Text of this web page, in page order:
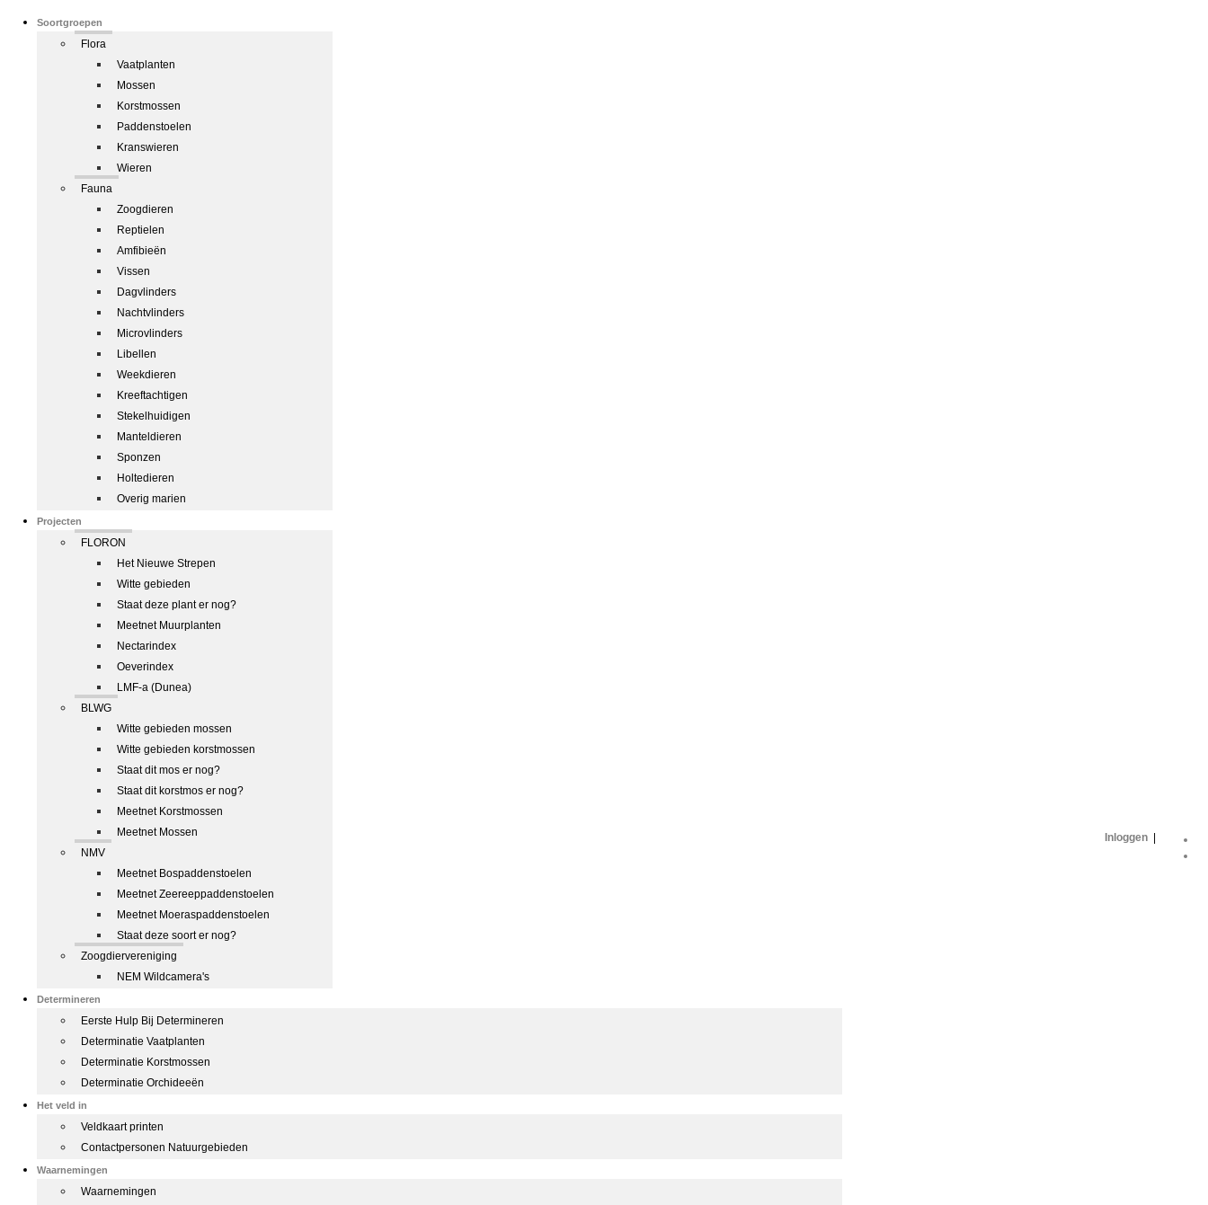
Soortgroepen
Flora
Vaatplanten
Mossen
Korstmossen
Paddenstoelen
Kranswieren
Wieren
Fauna
Zoogdieren
Reptielen
Amfibieën
Vissen
Dagvlinders
Nachtvlinders
Microvlinders
Libellen
Weekdieren
Kreeftachtigen
Stekelhuidigen
Manteldieren
Sponzen
Holtedieren
Overig marien
Projecten
FLORON
Het Nieuwe Strepen
Witte gebieden
Staat deze plant er nog?
Meetnet Muurplanten
Nectarindex
Oeverindex
LMF-a (Dunea)
BLWG
Witte gebieden mossen
Witte gebieden korstmossen
Staat dit mos er nog?
Staat dit korstmos er nog?
Meetnet Korstmossen
Meetnet Mossen
NMV
Meetnet Bospaddenstoelen
Meetnet Zeereeppaddenstoelen
Meetnet Moeraspaddenstoelen
Staat deze soort er nog?
Zoogdiervereniging
NEM Wildcamera's
Determineren
Eerste Hulp Bij Determineren
Determinatie Vaatplanten
Determinatie Korstmossen
Determinatie Orchideeën
Het veld in
Veldkaart printen
Contactpersonen Natuurgebieden
Waarnemingen
Waarnemingen
Inloggen